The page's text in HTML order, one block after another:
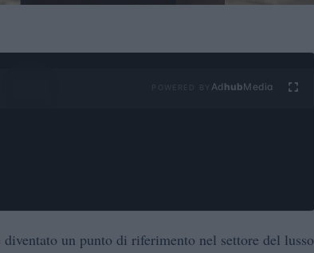
Ad hubMedia
un punto di riferimento nel settore del lusso